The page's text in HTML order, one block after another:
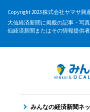
Copyright 2023 株式会社ヤマサ興
大仙経済新聞に掲載の記事・写
仙経済新聞またはその情報提供者
みんなの経済新聞ネ